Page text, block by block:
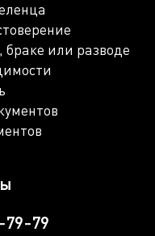
или разводе
79-79